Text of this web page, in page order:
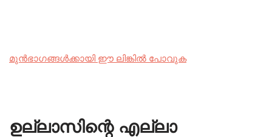
മുൻഭാഗങ്ങൾക്കായി ഈ ലിങ്കിൽ പോവുക
ഉല്ലാസിന്റെ എല്ലാ